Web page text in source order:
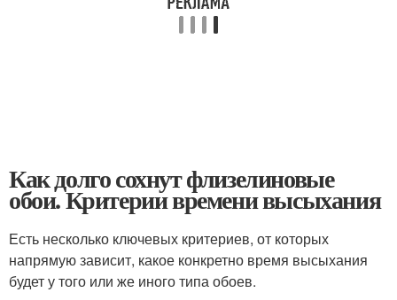
Как долго сохнут флизелиновые
обои. Критерии времени высыхания
Есть несколько ключевых критериев, от которых
напрямую зависит, какое конкретно время высыхания
будет у того или же иного типа обоев.